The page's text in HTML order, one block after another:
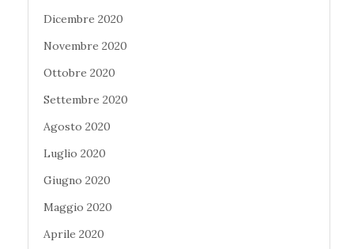
Dicembre 2020
Novembre 2020
Ottobre 2020
Settembre 2020
Agosto 2020
Luglio 2020
Giugno 2020
Maggio 2020
Aprile 2020